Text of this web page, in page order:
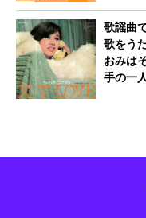
歌謡曲
歌をう
おみは
手の一